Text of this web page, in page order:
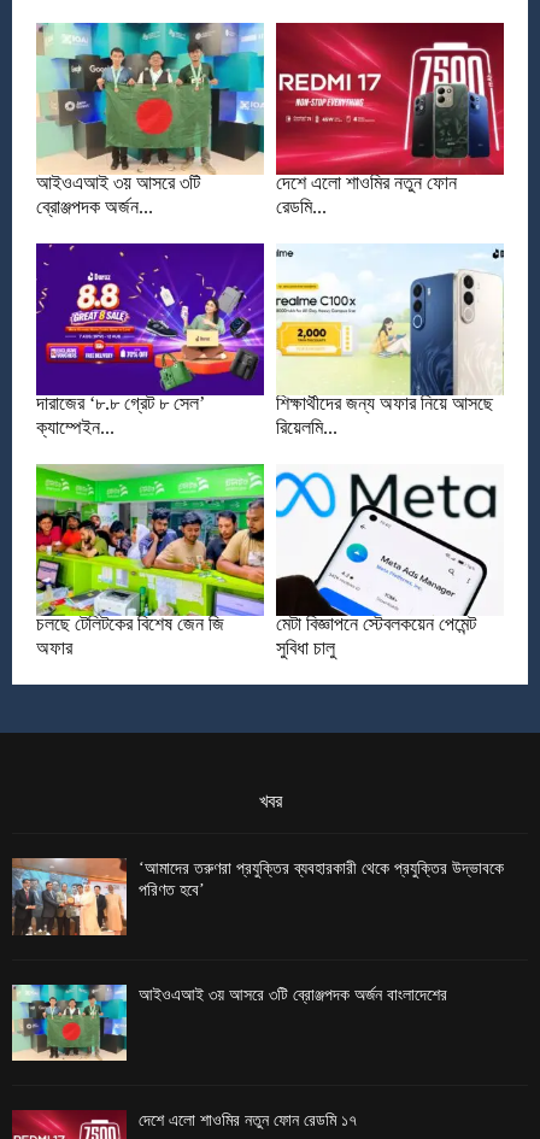
আইওএআই ৩য় আসরে ৩টি
ব্রোঞ্জপদক অর্জন...
দেশে এলো শাওমির নতুন ফোন
রেডমি...
দারাজের ‘৮.৮ গ্রেট ৮ সেল’
ক্যাম্পেইন...
শিক্ষার্থীদের জন্য অফার নিয়ে আসছে
রিয়েলমি...
চলছে টেলিটকের বিশেষ জেন জি
অফার
মেটা বিজ্ঞাপনে স্টেবলকয়েন পেমেন্ট
সুবিধা চালু
খবর
‘আমাদের তরুণরা প্রযুক্তির ব্যবহারকারী থেকে প্রযুক্তির উদ্ভাবকে
পরিণত হবে’
আইওএআই ৩য় আসরে ৩টি ব্রোঞ্জপদক অর্জন বাংলাদেশের
দেশে এলো শাওমির নতুন ফোন রেডমি ১৭